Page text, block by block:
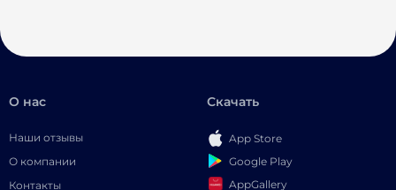
О нас
Наши отзывы
О компании
Контакты
Скачать
App Store
Google Play
AppGallery